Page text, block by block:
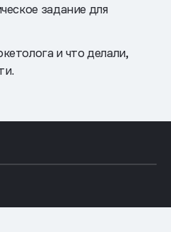
задание для
и что делали,